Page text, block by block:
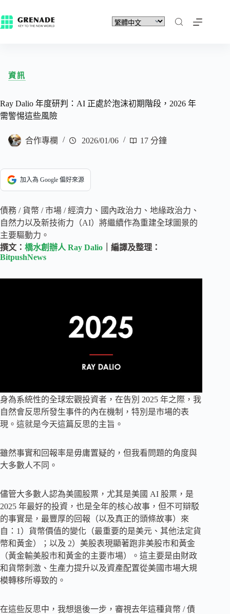
資訊
Ray Dalio 年度研判：AI 正處於泡沫初期階段，2026 年
需警惕這些風險
合作專欄 2026/01/06 17 分鐘
加入為 Google 偏好來源
債務 / 貨幣 / 市場 / 經濟力、國內政治力、地緣政治力、
自然力以及新技術力（AI）將繼續作為重建全球圖景的
主要驅動力。
撰文： 橋水創辦人 Ray Dalio ｜編譯及整理：
BitpushNews
身為系統性的全球宏觀投資者，在告別 2025 年之際，我
自然會反思所發生事件的內在機制，特別是市場的表
現。這就是今天這篇反思的主旨。
雖然事實和回報率是毋庸置疑的，但我看問題的角度與
大多數人不同。
儘管大多數人認為美國股票，尤其是美國 AI 股票，是
2025 年最好的投資，也是全年的核心故事，但不可辯駁
的事實是，最豐厚的回報（以及真正的頭條故事）來
自：1）貨幣價值的變化（最重要的是美元、其他法定貨
幣和黃金）；以及 2）美股表現顯著跑非美股市和黃金
（黃金輸美股市和黃金的主要市場）。這主要是由財政
和貨幣刺激、生產力提升以及資產配置從美國市場大規
模轉移所導致的。
在這些反思中，我想退後一步，審視去年這種貨幣 / 債